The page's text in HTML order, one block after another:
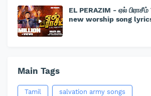
EL PERAZIM - ஏல்
new worship song
Main Tags
Tamil salvation army songs